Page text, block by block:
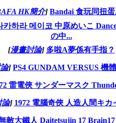
HK簡介] Bandai 食玩同扭
카하라 메이코 中原めいこ
の中...
[漫畫討論] 多啦A夢係有手指？
] PS4 GUNDAM VERSUS 機
雷電俠 サンダーマスク
論] 1972 電腦奇俠 人造人間キカ
敵大鐵人 Daitetsujin 17